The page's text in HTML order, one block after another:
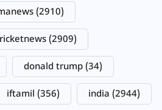
(2910)
(2909)
donald trump (34)
iftamil (356) india (2944)